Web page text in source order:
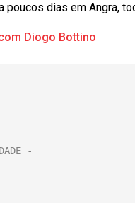
poucos dias em Angra,
Diogo Bottino